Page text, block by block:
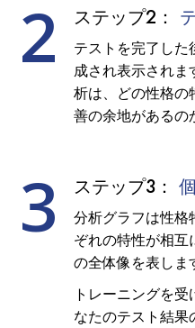
2 ステップ2：
テストを完了し
成され表示されま
析は、どの性格の
善の余地があるの
3 ステップ3：
分析グラフは性格
ぞれの特性が相互
の全体像を表しま
トレーニングを
なたのテスト結果